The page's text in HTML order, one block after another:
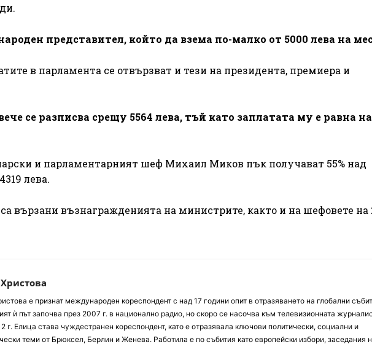
представител, който да взема по-малко от 5000 лева на
в парламента се отвързват и тези на президента, премиера и
се разписва срещу 5564 лева, тъй като заплатата му е равна
и парламентарният шеф Михаил Миков пък получават 55% над
лева.
вързани възнагражденията на министрите, както и на шефовете на
е признат международен кореспондент с над 17 години опит в отразяването на глобални
ѝ път започва през 2007 г. в национално радио, но скоро се насочва към телевизионната
г. Елица става чуждестранен кореспондент, като е отразявала ключови политически, социални и
теми от Брюксел, Берлин и Женева. Работила е по събития като европейски избори, заседания